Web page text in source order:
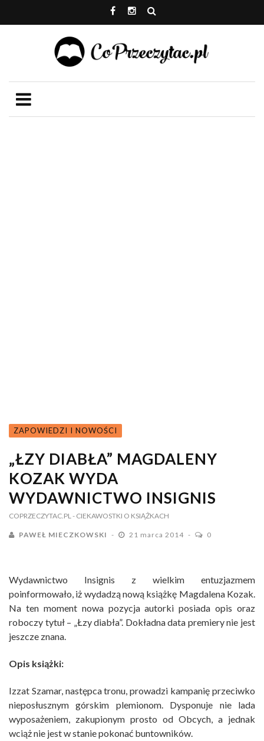
ZAPOWIEDZI I NOWOŚCI
„ŁZY DIABŁA” MAGDALENY
KOZAK WYDA
WYDAWNICTWO INSIGNIS
COPRZECZYTAC.PL - CIEKAWOSTKI O KSIĄŻKACH
PAWEŁ MIECZKOWSKI 21 marca 2014 0
Wydawnictwo Insignis z wielkim entuzjazmem
poinformowało, iż wydadzą nową książkę Magdalena Kozak.
Na ten moment nowa pozycja autorki posiada opis oraz
roboczy tytuł – „Łzy diabła”. Dokładna data premiery nie jest
jeszcze znana.
Opis książki:
Izzat Szamar, następca tronu, prowadzi kampanię przeciwko
nieposłusznym górskim plemionom. Dysponuje nie lada
wyposażeniem, zakupionym prosto od Obcych, a jednak
wciąż nie jest w stanie pokonać buntowników.